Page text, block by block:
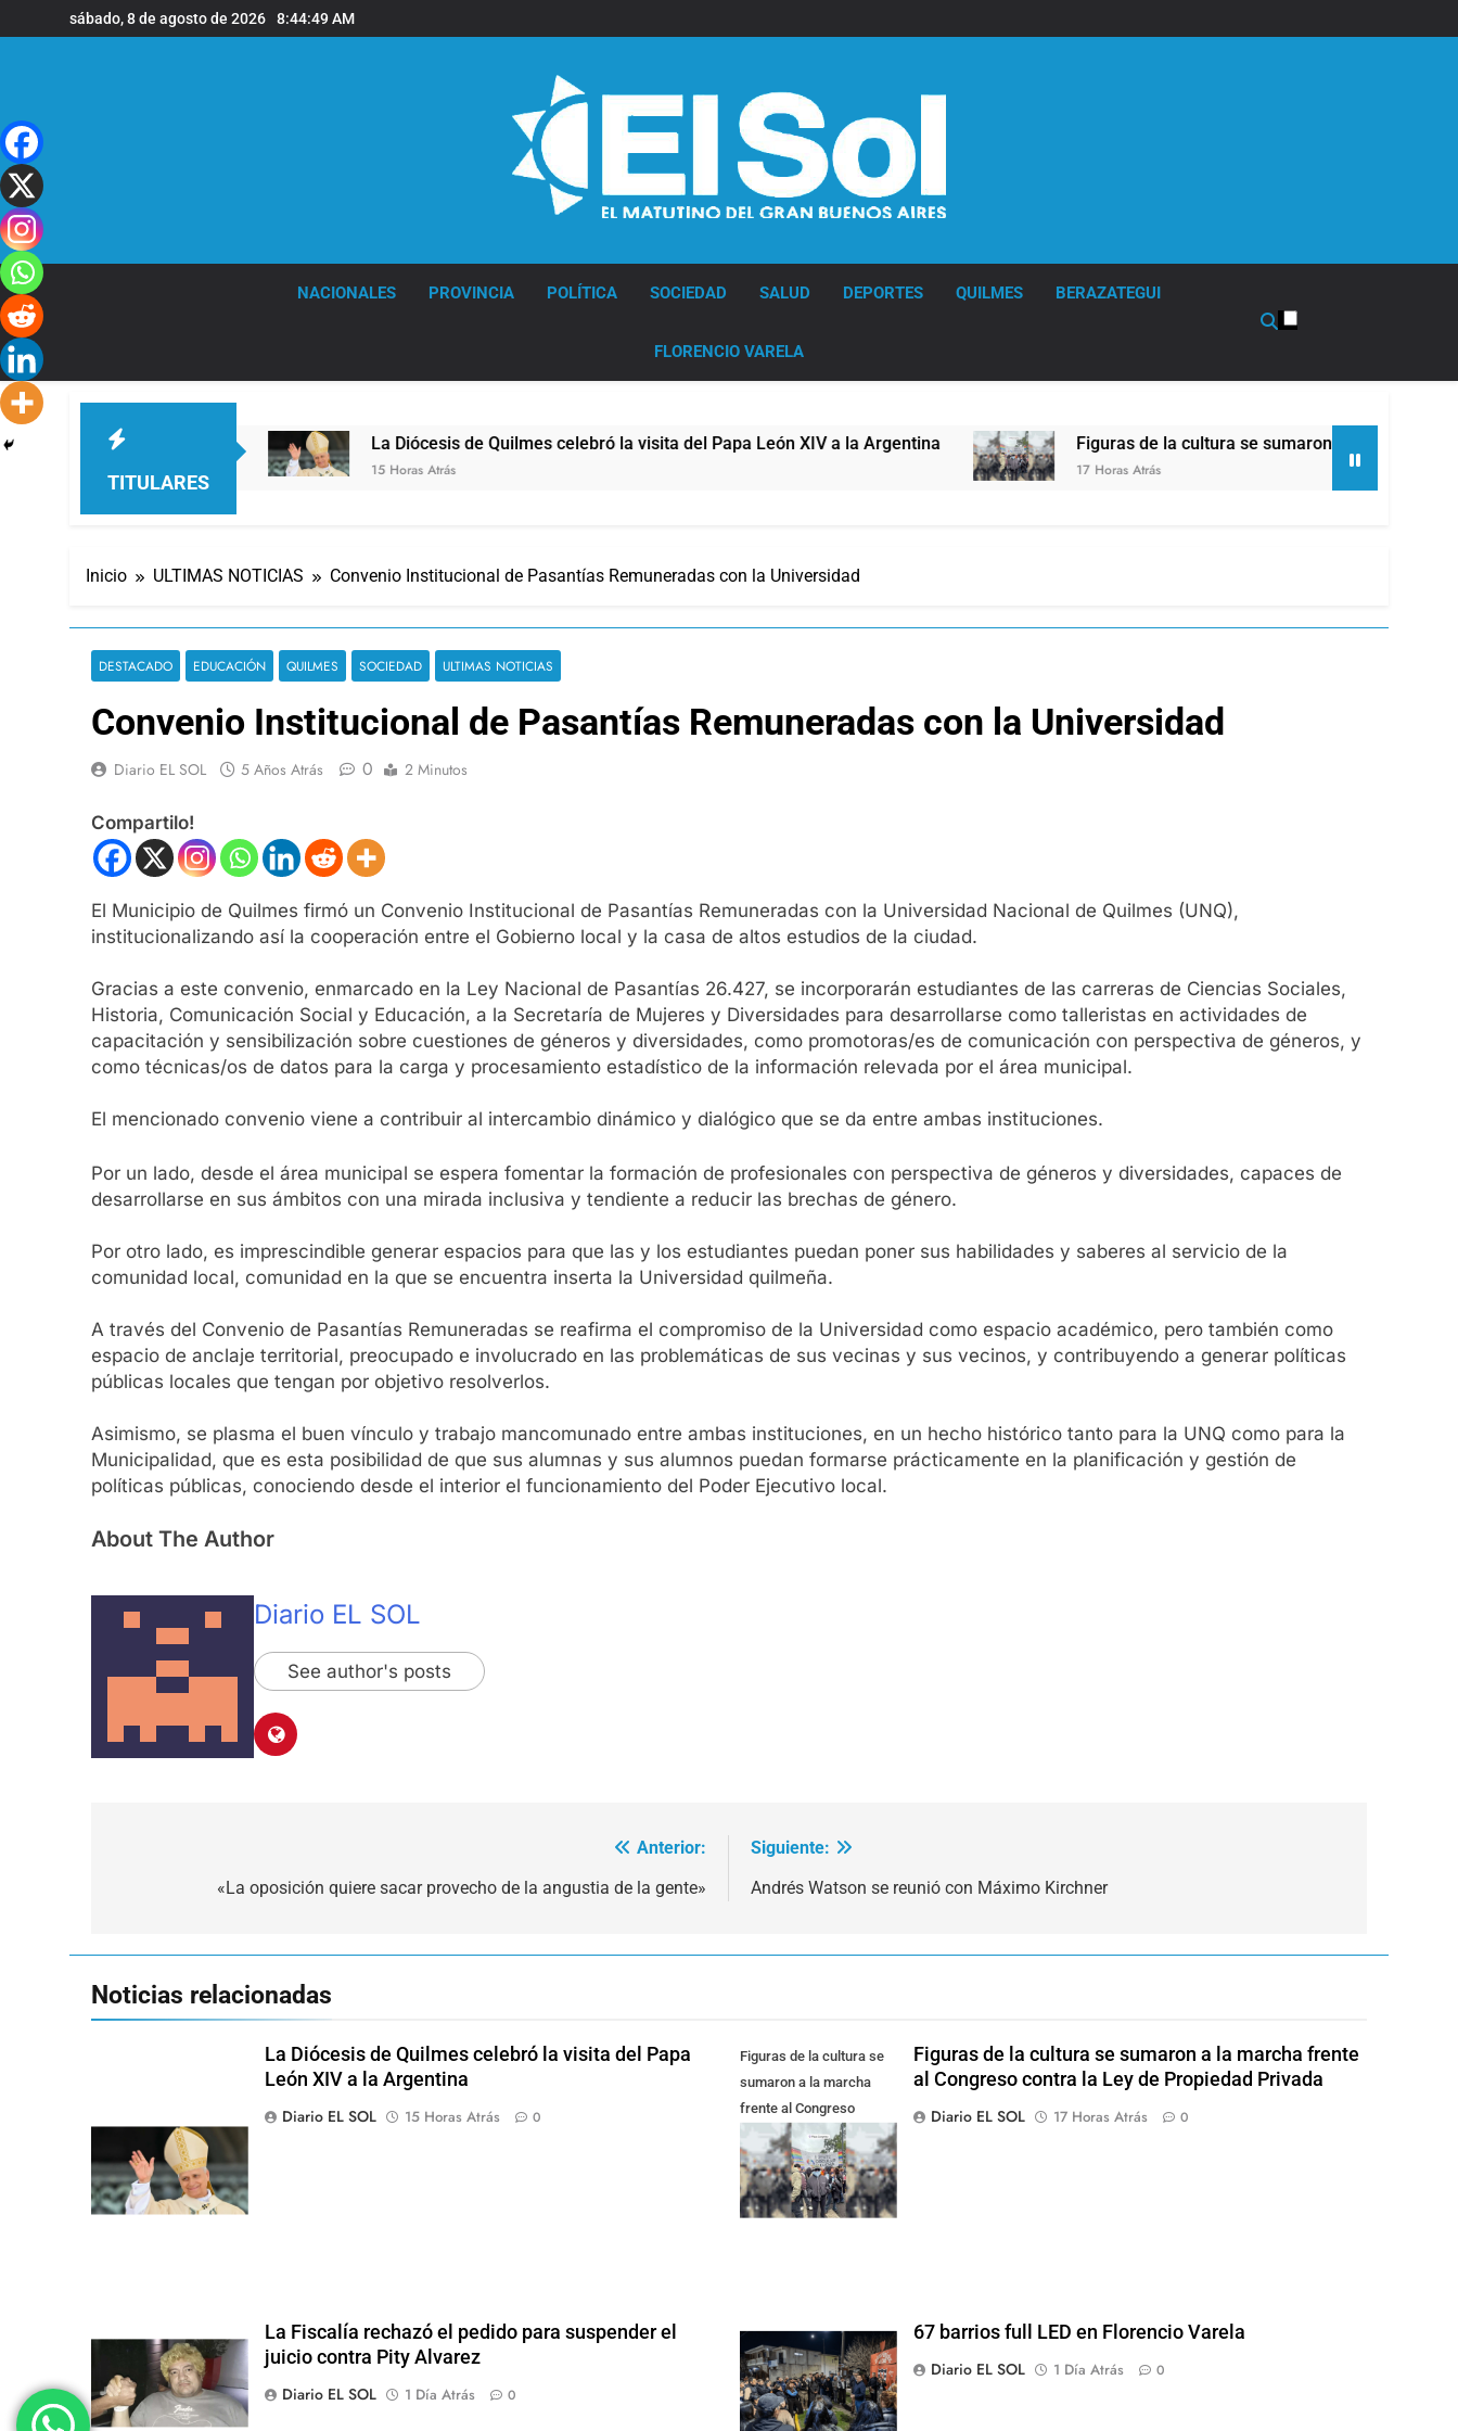
al
sábado, 8 de agosto de 2026 8:44:50 AM
NACIONALES PROVINCIA POLÍTICA SOCIEDAD SALUD DEPORTES QUILMES BERAZATEGUI
FLORENCIO VARELA
TITULARES
la sede de Quilmes La Diócesis de Quilmes celebró la visita del Papa León XIV a la Argentina
15 Horas Atrás
Figuras de la cultura se sumaron a la marcha frente al
17 Horas Atrás
Inicio ULTIMAS NOTICIAS Convenio Institucional de Pasantías Remuneradas con la Universidad
DESTACADO EDUCACIÓN QUILMES SOCIEDAD ULTIMAS NOTICIAS
Convenio Institucional de Pasantías Remuneradas con la Universidad
Diario EL SOL 5 Años Atrás 0 2 Minutos
Compartilo!
El Municipio de Quilmes firmó un Convenio Institucional de Pasantías Remuneradas con la Universidad Nacional de Quilmes (UNQ),
institucionalizando así la cooperación entre el Gobierno local y la casa de altos estudios de la ciudad.
Gracias a este convenio, enmarcado en la Ley Nacional de Pasantías 26.427, se incorporarán estudiantes de las carreras de Ciencias Sociales,
Historia, Comunicación Social y Educación, a la Secretaría de Mujeres y Diversidades para desarrollarse como talleristas en actividades de
capacitación y sensibilización sobre cuestiones de géneros y diversidades, como promotoras/es de comunicación con perspectiva de géneros, y
como técnicas/os de datos para la carga y procesamiento estadístico de la información relevada por el área municipal.
El mencionado convenio viene a contribuir al intercambio dinámico y dialógico que se da entre ambas instituciones.
Por un lado, desde el área municipal se espera fomentar la formación de profesionales con perspectiva de géneros y diversidades, capaces de
desarrollarse en sus ámbitos con una mirada inclusiva y tendiente a reducir las brechas de género.
Por otro lado, es imprescindible generar espacios para que las y los estudiantes puedan poner sus habilidades y saberes al servicio de la
comunidad local, comunidad en la que se encuentra inserta la Universidad quilmeña.
A través del Convenio de Pasantías Remuneradas se reafirma el compromiso de la Universidad como espacio académico, pero también como
espacio de anclaje territorial, preocupado e involucrado en las problemáticas de sus vecinas y sus vecinos, y contribuyendo a generar políticas
públicas locales que tengan por objetivo resolverlos.
Asimismo, se plasma el buen vínculo y trabajo mancomunado entre ambas instituciones, en un hecho histórico tanto para la UNQ como para la
Municipalidad, que es esta posibilidad de que sus alumnas y sus alumnos puedan formarse prácticamente en la planificación y gestión de
políticas públicas, conociendo desde el interior el funcionamiento del Poder Ejecutivo local.
About The Author
Diario EL SOL
See author's posts
Anterior:
«La oposición quiere sacar provecho de la angustia de la gente»
Siguiente:
Andrés Watson se reunió con Máximo Kirchner
Noticias relacionadas
La Diócesis de Quilmes celebró la visita del Papa
León XIV a la Argentina
Diario EL SOL
15 Horas Atrás 0
Figuras de la cultura se
sumaron a la marcha
frente al Congreso
contra la Ley de
Propiedad Privada
Figuras de la cultura se sumaron a la marcha frente
al Congreso contra la Ley de Propiedad Privada
Diario EL SOL
17 Horas Atrás 0
La Fiscalía rechazó el pedido para suspender el
juicio contra Pity Alvarez
Diario EL SOL
1 Día Atrás 0
67 barrios full LED en Florencio Varela
Diario EL SOL
1 Día Atrás 0